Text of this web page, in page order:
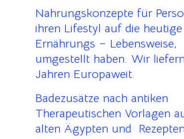
Nahrungskonzepte für
ihren Lifestyl auf die heutige
Ernährungs – Lebensweise,
umgestellt haben. Wir
Jahren Europaweit.
Badezusätze nach antiken
Therapeutischen Vorlagen
alten Ägypten und